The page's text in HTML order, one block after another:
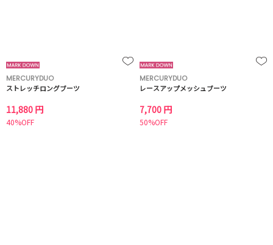
MERCURYDUO
ストレッチロングブーツ
11,880 円
40%OFF
MERCURYDUO
レースアップメッシュブーツ
7,700 円
50%OFF